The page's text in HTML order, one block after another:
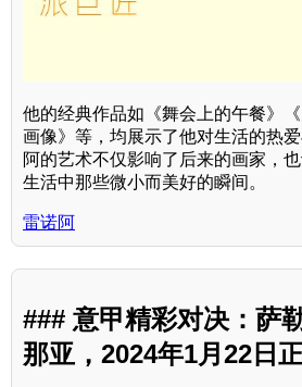
他的经典作品如《舞会上的午餐》
画像》等，均展示了他对生活的热
阿的艺术不仅影响了后来的画家，
生活中那些微小而美好的瞬间。
雷诺阿
### 意甲精彩对决：萨
那亚，2024年1月22日